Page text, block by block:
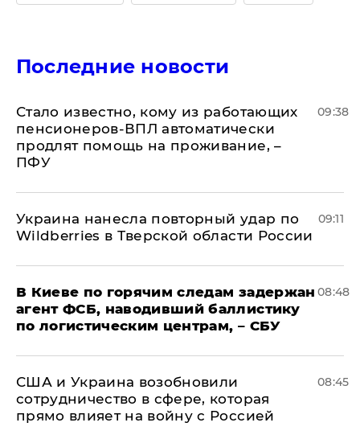
Последние новости
Стало известно, кому из работающих
пенсионеров-ВПЛ автоматически
продлят помощь на проживание, –
ПФУ
09:38
Украина нанесла повторный удар по
Wildberries в Тверской области России
09:11
В Киеве по горячим следам задержан
агент ФСБ, наводивший баллистику
по логистическим центрам, – СБУ
08:48
США и Украина возобновили
сотрудничество в сфере, которая
прямо влияет на войну с Россией
08:45